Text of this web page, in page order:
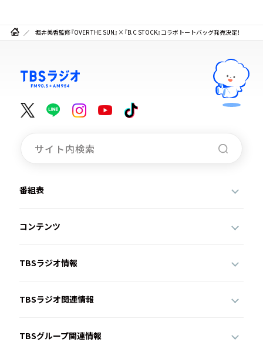
堀井美香監修『OVER THE SUN』×『B.C STOCK』コラボトートバッグ発売決定！
番組表
コンテンツ
TBSラジオ情報
TBSラジオ関連情報
TBSグループ関連情報